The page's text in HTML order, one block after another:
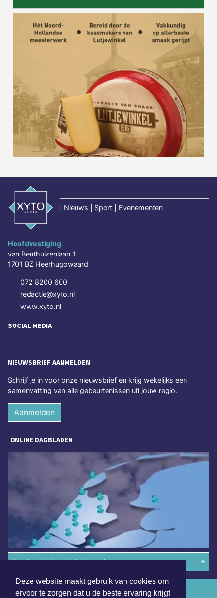
Deze website maakt gebruik van cookies om
ervoor te zorgen dat u de beste ervaring krijgt
Nieuws | Sport | Evenementen
Hoofdvestiging:
van Benthuizenlaan 1
1701 BZ Heerhugowaard
072 8200 600
redactie@xyto.nl
www.xyto.nl
SOCIAL MEDIA
NIEUWSBRIEF AANMELDEN
Schrijf je in voor onze nieuwsbrief en krijg wekelijks een
samenvatting van alle gebeurtenissen uit jouw regio.
Aanmelden
ONLINE DAGBLADEN
Overige dagbladen in de regio
Algemene voorwaarden